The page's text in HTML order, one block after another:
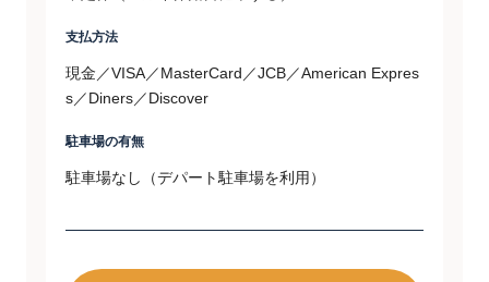
支払方法
現金／VISA／MasterCard／JCB／American Expres
s／Diners／Discover
駐車場の有無
駐車場なし（デパート駐車場を利用）